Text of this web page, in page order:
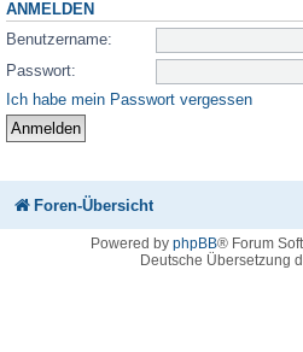
ANMELDEN
Benutzername:
Passwort:
Ich habe mein Passwort vergessen
Foren-Übersicht
Powered by phpBB® Forum
Deutsche Übersetzung